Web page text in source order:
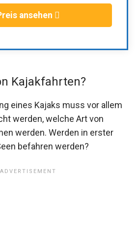
ansehen
Kajakfahrten?
eines Kajaks muss vor allem
werden, welche Art von
werden. Werden in erster
befahren werden?